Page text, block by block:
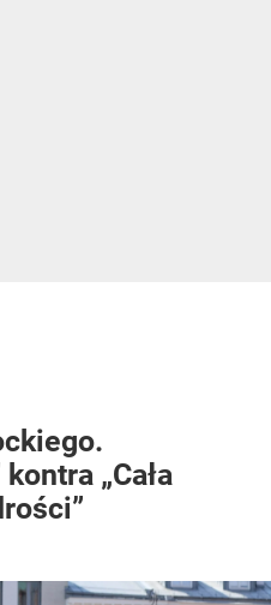
„Cała